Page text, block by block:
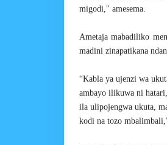
migodi," amesema.
Ametaja mabadiliko
madini zinapatikana
“Kabla ya ujenzi wa
ambayo ilikuwa ni
ila ulipojengwa ukuta,
kodi na tozo